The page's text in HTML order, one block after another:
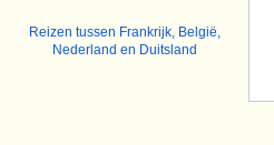
Reizen tussen Frankrijk, België,
Nederland en Duitsland